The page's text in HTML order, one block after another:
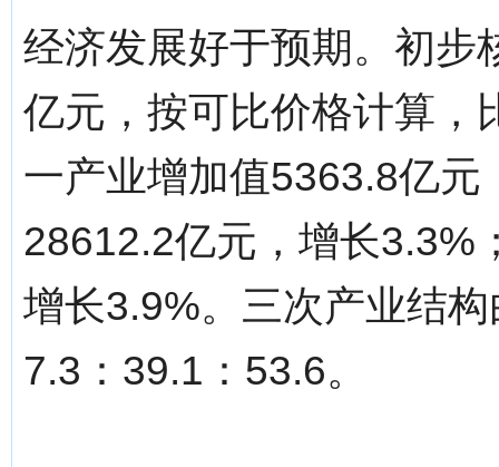
经济发展好于预期。初步
亿元，按可比价格计算，
一产业增加值5363.8亿
28612.2亿元，增长3.3%
增长3.9%。三次产业结
7.3：39.1：53.6。